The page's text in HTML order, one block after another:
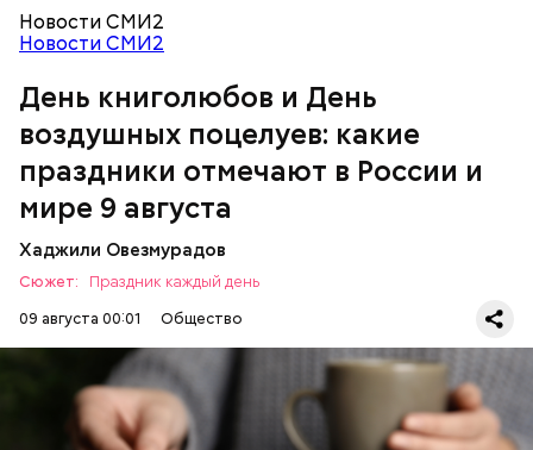
Новости СМИ2
Новости СМИ2
День книголюбов и День
воздушных поцелуев: какие
праздники отмечают в России и
мире 9 августа
Хаджили Овезмурадов
Сюжет:
Праздник каждый день
09 августа 00:01
Общество
В День книголюбов проходят книжные ярмарки,
выставки и распродажи. В библиотеках
организуются поэтические вечера и групповые
День воздушных поцелуев
День «Счастье случается»